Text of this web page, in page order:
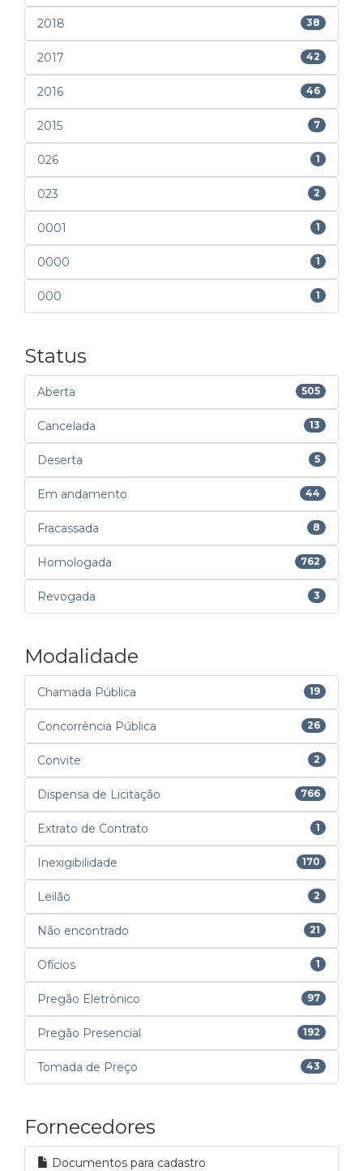
2018 38
2017 42
2016 46
2015 7
026 1
023 2
0001 1
0000 1
000 1
Status
Aberta 505
Cancelada 13
Deserta 5
Em andamento 44
Fracassada 8
Homologada 762
Revogada 3
Modalidade
Chamada Pública 19
Concorrência Pública 26
Convite 2
Dispensa de Licitação 766
Extrato de Contrato 1
Inexigibilidade 170
Leilão 2
Não encontrado 21
Ofícios 1
Pregão Eletrônico 97
Pregão Presencial 192
Tomada de Preço 43
Fornecedores
Documentos para cadastro